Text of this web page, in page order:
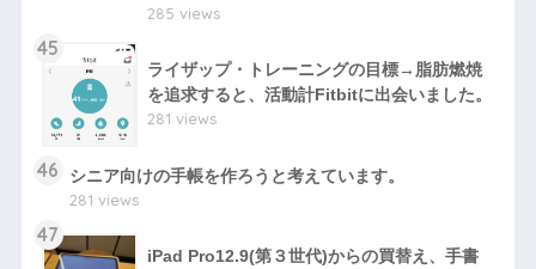
285 views
45
ライザップ・トレーニングの目標→脂肪燃焼
を追求すると、活動計Fitbitに出会いました。
281 views
46
シニア向けの手帳を作ろうと考えています。
281 views
47
iPad Pro12.9(第３世代)からの買替え、手書